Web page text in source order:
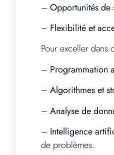
– Opportunités de
– Flexibilité et
Pour exceller dans
– Programmation
– Algorithmes et
– Analyse de
– Intelligence
de problèmes.